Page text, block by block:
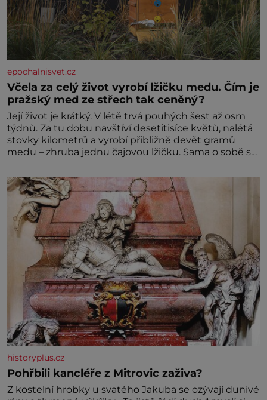
epochalnisvet.cz
Včela za celý život vyrobí lžičku medu. Čím je
pražský med ze střech tak ceněný?
Její život je krátký. V létě trvá pouhých šest až osm
týdnů. Za tu dobu navštíví desetitisíce květů, nalétá
stovky kilometrů a vyrobí přibližně devět gramů
medu – zhruba jednu čajovou lžičku. Sama o sobě se
dalšími desítkami tisíc příslušnic svého včelstva,
vznikne jeden z nejdokonalejších organismů
historyplus.cz
Pohřbili kancléře z Mitrovic zaživa?
Z kostelní hrobky u svatého Jakuba se ozývají dunivé